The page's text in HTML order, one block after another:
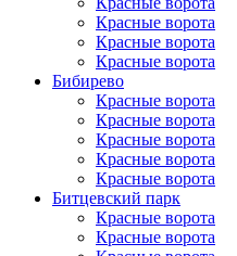
Красные ворота
Красные ворота
Красные ворота
Бибирево
Красные ворота
Красные ворота
Красные ворота
Красные ворота
Красные ворота
Битцевский парк
Красные ворота
Красные ворота